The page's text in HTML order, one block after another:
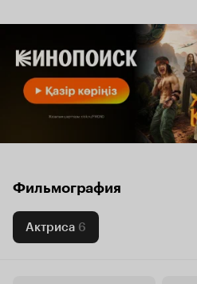
Фильмография
Актриса 6